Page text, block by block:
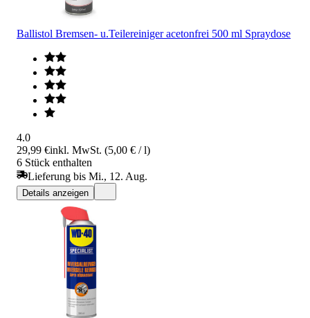
Ballistol Bremsen- u.Teilereiniger acetonfrei 500 ml Spraydose
4.0
29,99 €inkl. MwSt. (5,00 € / l)
6 Stück enthalten
Lieferung bis Mi., 12. Aug.
Details anzeigen